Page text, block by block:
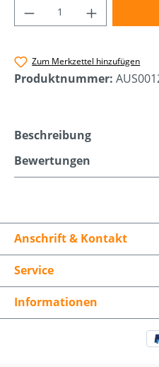
Zum Merkzettel hinzufügen
Produktnummer:
Beschreibung
Bewertungen
Anschrift & Kontakt
Service
Informationen